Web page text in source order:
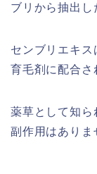
ブリから抽出し
センブリエキ
育毛剤に配合さ
薬草として知ら
副作用はありま